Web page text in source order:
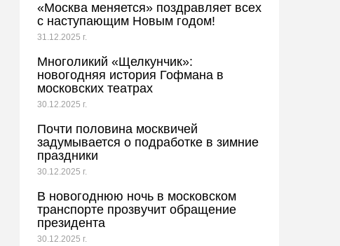
«Москва меняется» поздравляет всех
с наступающим Новым годом!
31.12.2025 г.
Многоликий «Щелкунчик»:
новогодняя история Гофмана в
московских театрах
30.12.2025 г.
Почти половина москвичей
задумывается о подработке в зимние
праздники
30.12.2025 г.
В новогоднюю ночь в московском
транспорте прозвучит обращение
президента
30.12.2025 г.